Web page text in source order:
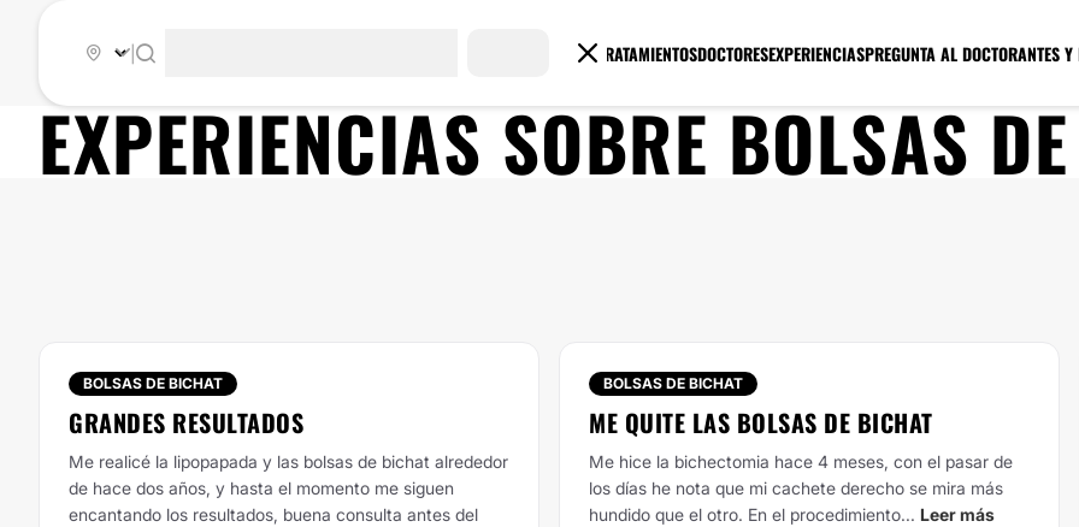
TRATAMIENTOSDOCTORESEXPERIENCIASPREGUNTA AL DOCTORANTES Y
EXPERIENCIAS SOBREBOLSAS
BOLSAS DE BICHAT
GRANDES RESULTADOS
Me realicé la lipopapada y las bolsas de bichat alrededor
de hace dos años, y hasta el momento me siguen
encantando los resultados, buena consulta antes del
BOLSAS DE BICHAT
ME QUITE LAS BOLSAS DE BICHAT
Me hice la bichectomia hace 4 meses, con el pasar de
los días he nota que mi cachete derecho se mira más
hundido que el otro. En el procedimiento... Leer más